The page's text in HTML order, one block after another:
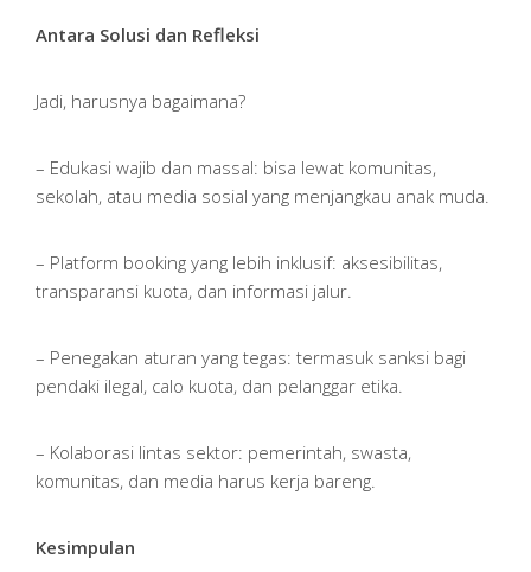
Antara Solusi dan Refleksi
Jadi, harusnya bagaimana?
– Edukasi wajib dan massal: bisa lewat komunitas,
sekolah, atau media sosial yang menjangkau anak muda.
– Platform booking yang lebih inklusif: aksesibilitas,
transparansi kuota, dan informasi jalur.
– Penegakan aturan yang tegas: termasuk sanksi bagi
pendaki ilegal, calo kuota, dan pelanggar etika.
– Kolaborasi lintas sektor: pemerintah, swasta,
komunitas, dan media harus kerja bareng.
Kesimpulan